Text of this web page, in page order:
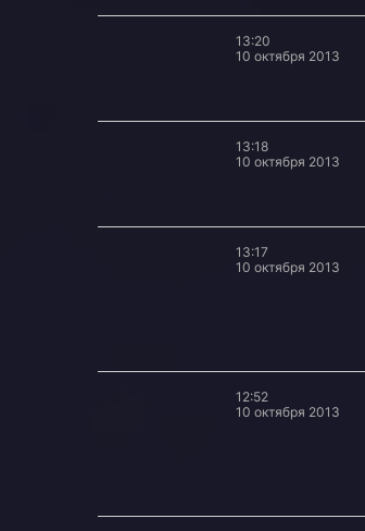
13:20
10 октября 2013
13:18
10 октября 2013
13:17
10 октября 2013
12:52
10 октября 2013